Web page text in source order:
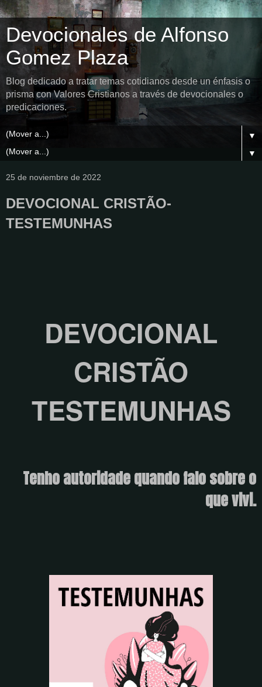
Devocionales de Alfonso
Gomez Plaza
Blog dedicado a tratar temas cotidianos desde un énfasis o
prisma con Valores Cristianos a través de devocionales o
predicaciones.
▼
▼
25 de noviembre de 2022
DEVOCIONAL CRISTÃO-
TESTEMUNHAS
DEVOCIONAL
CRISTÃO
TESTEMUNHAS
Tenho autoridade quando falo sobre o
que vivi.